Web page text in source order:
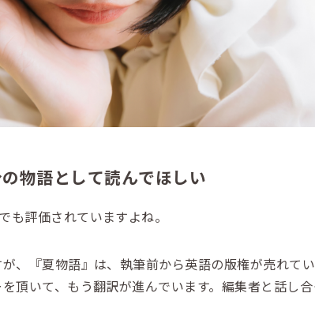
物語として読んでほしい
評価されていますよね。
、『夏物語』は、執筆前から英語の版権が売れて
頂いて、もう翻訳が進んでいます。編集者と話し